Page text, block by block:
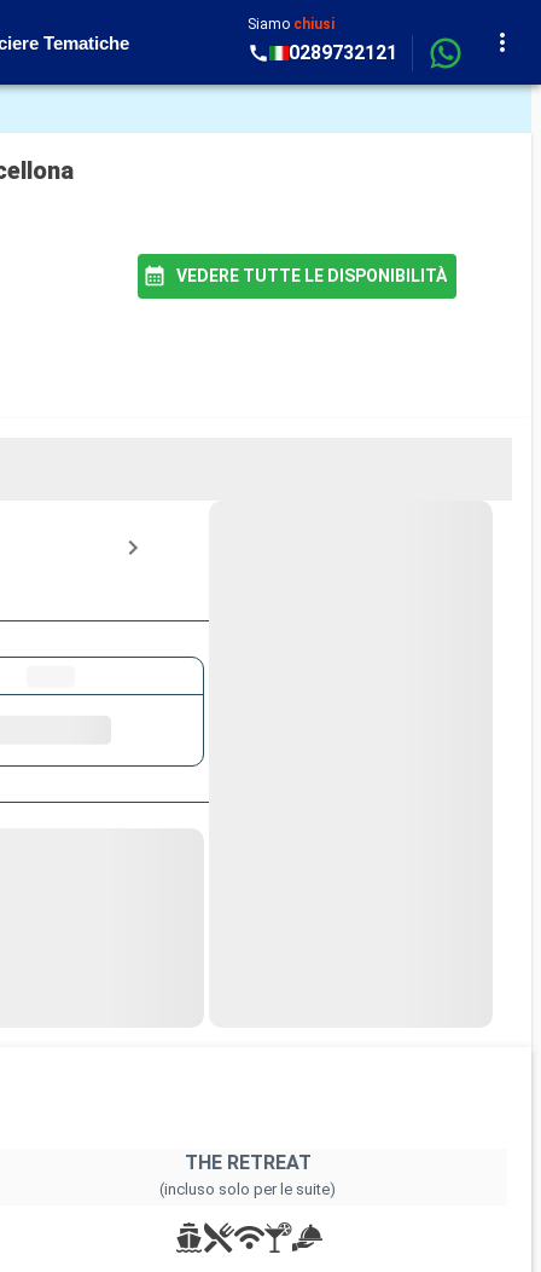
Tematiche
Siamo chiusi
0289732121
VEDERE TUTTE LE DISPONIBILITÀ
THE RETREAT
(incluso solo per le suite)